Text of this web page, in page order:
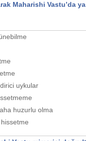
Maharishi Vastu’da
uykular
huzurlu olma